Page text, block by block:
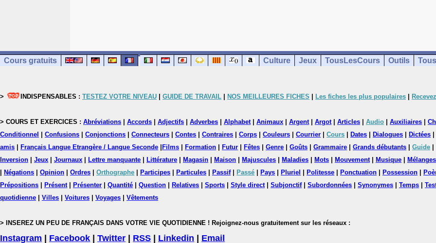
Cours gratuits Culture Jeux TousLesCours Outils
> INDISPENSABLES : TESTEZ VOTRE NIVEAU GUIDE DE TRAVAIL NOS MEILLEURES FICHES Les fiches les plus populaires
> COURS ET EXERCICES : Abréviations Accords Adjectifs Adverbes Alphabet| Animaux Argent| Argot| Articles Audio Auxiliaires
Conditionnel
Confusions Conjonctions Connecteurs Contes Contraires Corps Couleurs Courrier Cours Dates Dialogues Dictées
amis
Français Langue Etrangère / Langue Seconde Films Formation Futur Fêtes Genre Goûts Grammaire Grands débutants Guide
Inversion
Jeux Journaux Lettre manquante Littérature Magasin Maison Majuscules Maladies Mots Mouvement| Musique
Mélanges
Négations Opinion Ordres Orthographe Participes Particules Passif| Passé Pays Pluriel Politesse Ponctuation Possession
Prépositions
Présent| Présenter Quantité Question Relatives Sports Style direct| Subjonctif| Subordonnées Synonymes Temps
quotidienne
Villes Voitures Voyages Vêtements
> INSEREZ UN PEU DE FRANÇAIS DANS VOTRE VIE QUOTIDIENNE ! Rejoignez-nous gratuitement sur les réseaux :
Instagram Facebook Twitter RSS Linkedin Email